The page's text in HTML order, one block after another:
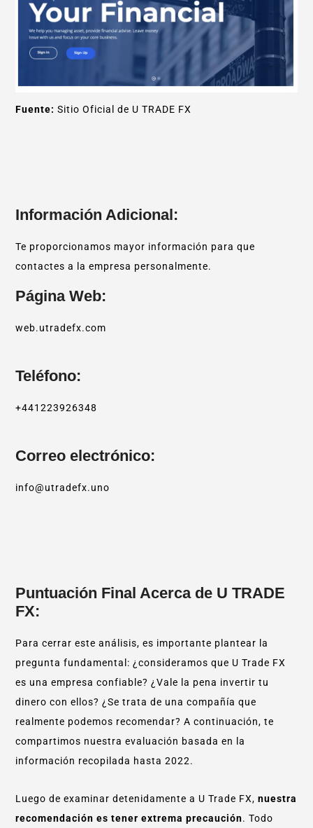
Fuente: Sitio Oficial de U TRADE FX
Información Adicional:
Te proporcionamos mayor información para que
contactes a la empresa personalmente.
Página Web:
web.utradefx.com
Teléfono:
+441223926348
Correo electrónico:
info@utradefx.uno
Puntuación Final Acerca de U TRADE
FX:
Para cerrar este análisis, es importante plantear la
pregunta fundamental: ¿consideramos que U Trade FX
es una empresa confiable? ¿Vale la pena invertir tu
dinero con ellos? ¿Se trata de una compañía que
realmente podemos recomendar? A continuación, te
compartimos nuestra evaluación basada en la
información recopilada hasta 2022.
Luego de examinar detenidamente a U Trade FX, nuestra
recomendación es tener extrema precaución. Todo